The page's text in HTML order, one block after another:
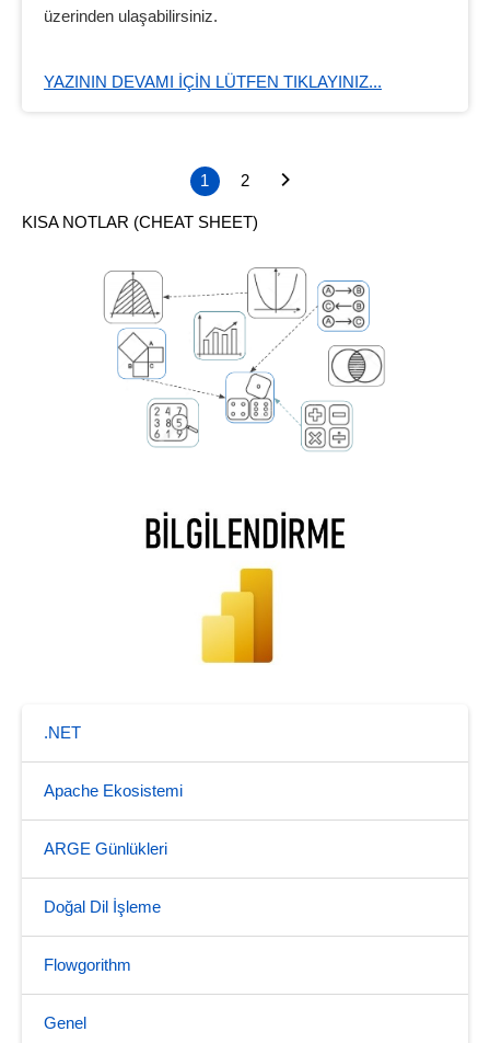
üzerinden ulaşabilirsiniz.
YAZININ DEVAMI IÇIN LÜTFEN TIKLAYINIZ...
1 2
KISA NOTLAR (CHEAT SHEET)
.NET
Apache Ekosistemi
ARGE Günlükleri
Doğal Dil İşleme
Flowgorithm
Genel